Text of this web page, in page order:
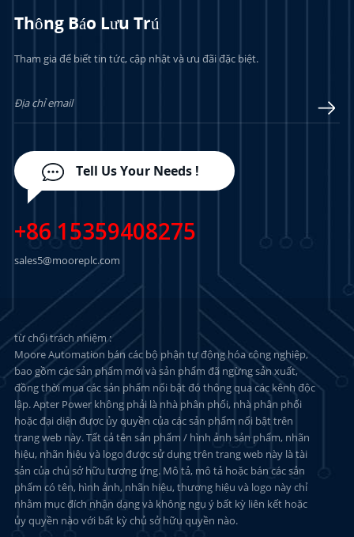
Thông Báo Lưu Trú
Tham gia để biết tin tức, cập nhật và ưu đãi đặc biệt.
Tell Us Your Needs !
+86 15359408275
sales5@mooreplc.com
từ chối trách nhiệm :
Moore Automation bán các bộ phận tự động hóa công nghiệp,
bao gồm các sản phẩm mới và sản phẩm đã ngừng sản xuất,
đồng thời mua các sản phẩm nổi bật đó thông qua các kênh độc
lập. Apter Power không phải là nhà phân phối, nhà phân phối
hoặc đại diện được ủy quyền của các sản phẩm nổi bật trên
trang web này. Tất cả tên sản phẩm / hình ảnh sản phẩm, nhãn
hiệu, nhãn hiệu và logo được sử dụng trên trang web này là tài
sản của chủ sở hữu tương ứng. Mô tả, mô tả hoặc bán các sản
phẩm có tên, hình ảnh, nhãn hiệu, thương hiệu và logo này chỉ
nhằm mục đích nhận dạng và không ngụ ý bất kỳ liên kết hoặc
ủy quyền nào với bất kỳ chủ sở hữu quyền nào.